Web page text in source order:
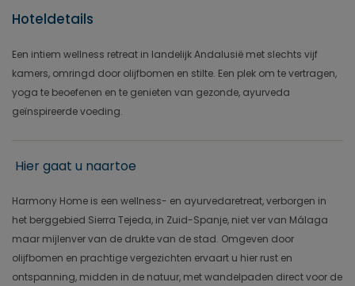
Hoteldetails
Een intiem wellness retreat in landelijk Andalusië met slechts vijf
kamers, omringd door olijfbomen en stilte. Een plek om te vertragen,
yoga te beoefenen en te genieten van gezonde, ayurveda
geïnspireerde voeding.
Hier gaat u naartoe
Harmony Home is een wellness- en ayurvedaretreat, verborgen in
het berggebied Sierra Tejeda, in Zuid-Spanje, niet ver van Málaga
maar mijlenver van de drukte van de stad. Omgeven door
olijfbomen en prachtige vergezichten ervaart u hier rust en
ontspanning, midden in de natuur, met wandelpaden direct voor de